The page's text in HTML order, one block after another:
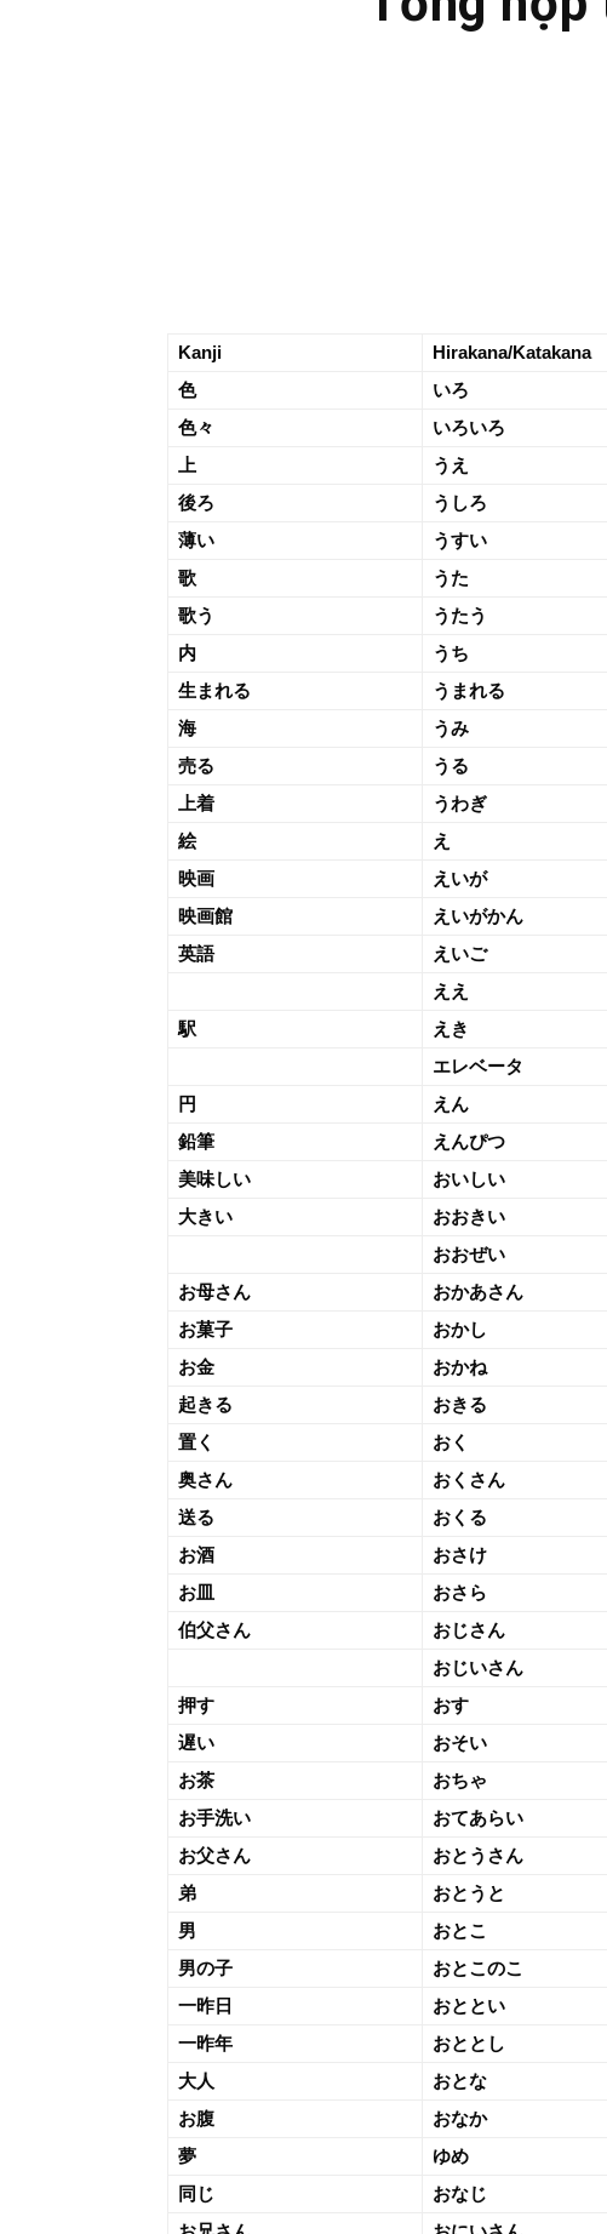
Kanji Hirakana/Katakana
色
いろ
色々
いろいろ
上
うえ
後ろ
うしろ
薄い
うすい
歌
うた
歌う
うたう
内
うち
生まれる
うまれる
海
うみ
売る
うる
上着
うわぎ
絵
え
映画
えいが
映画館
えいがかん
英語
えいご
ええ
駅
えき
エレベータ
円
えん
鉛筆
えんぴつ
美味しい
おいしい
大きい
おおきい
おおぜい
お母さん
おかあさん
お菓子
おかし
お金
おかね
起きる
おきる
置く
おく
奥さん
おくさん
送る
おくる
お酒
おさけ
お皿
おさら
伯父さん
おじさん
おじいさん
押す
おす
遅い
おそい
お茶
おちゃ
お手洗い
おてあらい
お父さん
おとうさん
弟
おとうと
男
おとこ
男の子
おとこのこ
一昨日
おととい
一昨年
おととし
大人
おとな
お腹
おなか
夢
ゆめ
同じ
おなじ